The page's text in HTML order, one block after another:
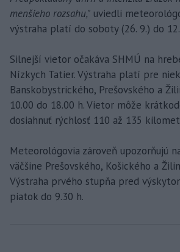
menšieho rozsahu," uviedli
výstraha platí do soboty (26. 9.) do
Silnejší vietor očakáva SHMÚ na
Nízkych Tatier. Výstraha platí pre
Banskobystrického, Prešovského a
10.00 do 18.00 h. Vietor môže
dosiahnuť rýchlosť 110 až 135
Meteorológovia zároveň upozorňujú
väčšine Prešovského, Košického a
Výstraha prvého stupňa pred
piatok do 9.30 h.